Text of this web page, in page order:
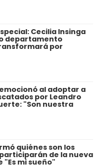
Cecilia Insinga
departamento
por
al adoptar a
por Leandro
"Son nuestra
quiénes son los
de la nueva
mi sueño"